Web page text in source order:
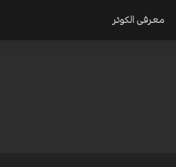
معرفی الکوثر